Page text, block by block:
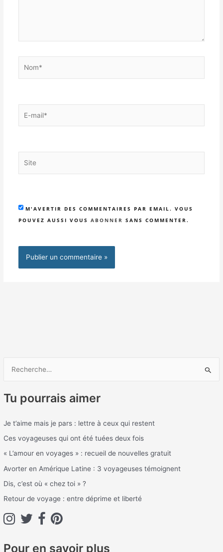
c
e
r
c
h
Tu pourrais aimer
Je t’aime mais je pars : lettre à ceux qui restent
Ces voyageuses qui ont été tuées deux fois
« L’amour en voyages » : recueil de nouvelles gratuit
Avorter en Amérique Latine : 3 voyageuses témoignent
Dis, c’est où « chez toi » ?
Retour de voyage : entre déprime et liberté
Pour en savoir plus
mail*
M'AVERTIR DES COMMENTAIRES PAR EMAIL. VOUS
POUVEZ AUSSI VOUS ABONNER SANS COMMENTER.